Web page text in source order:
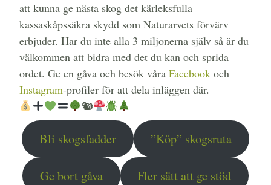
att kunna ge nästa skog det kärleksfulla
kassaskåpssäkra skydd som Naturarvets förvärv
erbjuder. Har du inte alla 3 miljonerna själv så är du
välkommen att bidra med det du kan och sprida
ordet. Ge en gåva och besök våra Facebook och
Instagram-profiler för att dela inläggen där.
🐿
Bli skogsfadder ”Köp” skogsruta
Ge bort gåva Fler sätt att ge stöd